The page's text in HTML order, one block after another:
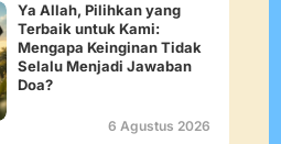
Ya Allah, Pilihkan yang
Terbaik untuk Kami:
Mengapa Keinginan Tidak
Selalu Menjadi Jawaban
Doa?
6 Agustus 2026